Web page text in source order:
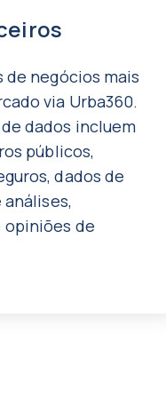
de negócios mais
via Urba360.
dados incluem
públicos,
dados de
opiniões de